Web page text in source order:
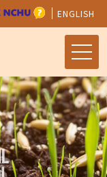
ENGLISH